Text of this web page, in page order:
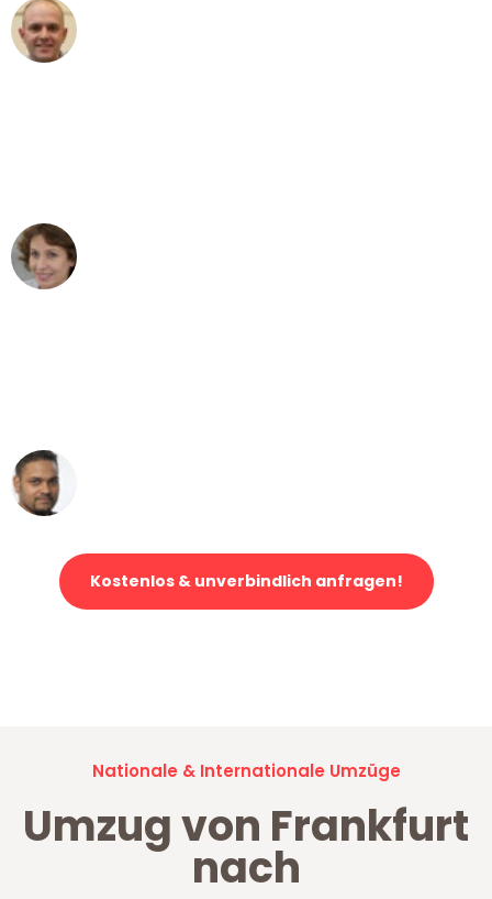
Kostenlos & unverbindlich anfragen!
Nationale & Internationale Umzüge
Umzug von Frankfurt
nach